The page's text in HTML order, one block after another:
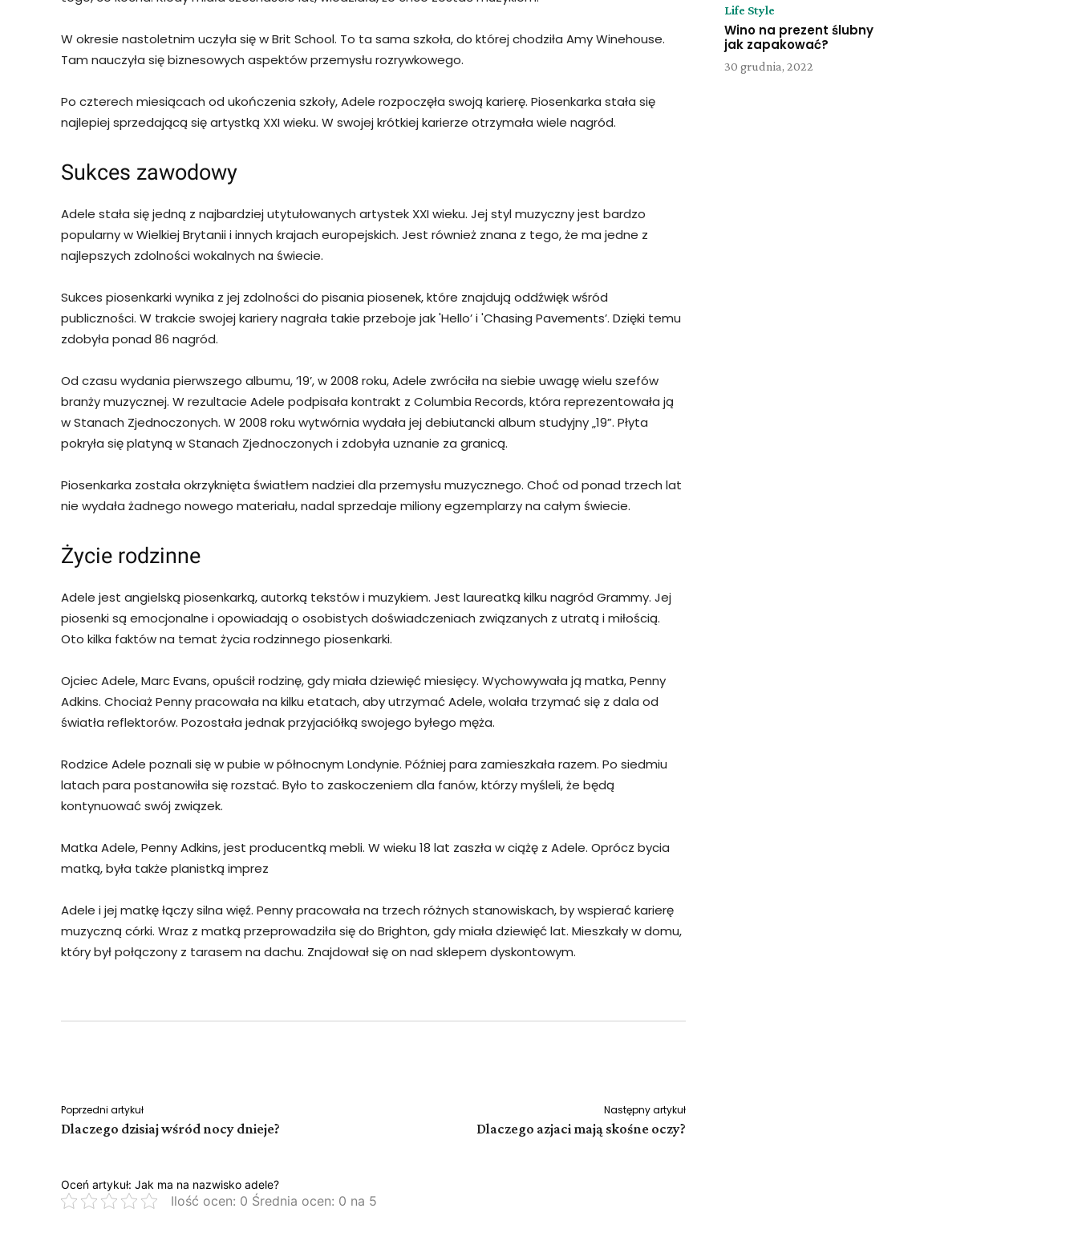
W okresie nastoletnim uczyła się w Brit School. To ta sama szkoła, do której chodziła Amy Winehouse.
Tam nauczyła się biznesowych aspektów przemysłu rozrywkowego.
Po czterech miesiącach od ukończenia szkoły, Adele rozpoczęła swoją karierę. Piosenkarka stała się
najlepiej sprzedającą się artystką XXI wieku. W swojej krótkiej karierze otrzymała wiele nagród.
Sukces zawodowy
Adele stała się jedną z najbardziej utytułowanych artystek XXI wieku. Jej styl muzyczny jest bardzo
popularny w Wielkiej Brytanii i innych krajach europejskich. Jest również znana z tego, że ma jedne z
najlepszych zdolności wokalnych na świecie.
Sukces piosenkarki wynika z jej zdolności do pisania piosenek, które znajdują oddźwięk wśród
publiczności. W trakcie swojej kariery nagrała takie przeboje jak 'Hello’ i 'Chasing Pavements’. Dzięki temu
zdobyła ponad 86 nagród.
Od czasu wydania pierwszego albumu, ’19’, w 2008 roku, Adele zwróciła na siebie uwagę wielu szefów
branży muzycznej. W rezultacie Adele podpisała kontrakt z Columbia Records, która reprezentowała ją
w Stanach Zjednoczonych. W 2008 roku wytwórnia wydała jej debiutancki album studyjny „19”. Płyta
pokryła się platyną w Stanach Zjednoczonych i zdobyła uznanie za granicą.
Piosenkarka została okrzyknięta światłem nadziei dla przemysłu muzycznego. Choć od ponad trzech lat
nie wydała żadnego nowego materiału, nadal sprzedaje miliony egzemplarzy na całym świecie.
Życie rodzinne
Adele jest angielską piosenkarką, autorką tekstów i muzykiem. Jest laureatką kilku nagród Grammy. Jej
piosenki są emocjonalne i opowiadają o osobistych doświadczeniach związanych z utratą i miłością.
Oto kilka faktów na temat życia rodzinnego piosenkarki.
Ojciec Adele, Marc Evans, opuścił rodzinę, gdy miała dziewięć miesięcy. Wychowywała ją matka, Penny
Adkins. Chociaż Penny pracowała na kilku etatach, aby utrzymać Adele, wolała trzymać się z dala od
światła reflektorów. Pozostała jednak przyjaciółką swojego byłego męża.
Rodzice Adele poznali się w pubie w północnym Londynie. Później para zamieszkała razem. Po siedmiu
latach para postanowiła się rozstać. Było to zaskoczeniem dla fanów, którzy myśleli, że będą
kontynuować swój związek.
Matka Adele, Penny Adkins, jest producentką mebli. W wieku 18 lat zaszła w ciążę z Adele. Oprócz bycia
matką, była także planistką imprez
Adele i jej matkę łączy silna więź. Penny pracowała na trzech różnych stanowiskach, by wspierać karierę
muzyczną córki. Wraz z matką przeprowadziła się do Brighton, gdy miała dziewięć lat. Mieszkały w domu,
który był połączony z tarasem na dachu. Znajdował się on nad sklepem dyskontowym.
Poprzedni artykuł
Dlaczego dzisiaj wśród nocy dnieje?
Następny artykuł
Dlaczego azjaci mają skośne oczy?
Oceń artykuł: Jak ma na nazwisko adele?
Ilość ocen: 0 Średnia ocen: 0 na 5
Life Style
Wino na prezent ślubny
jak zapakować?
30 grudnia, 2022